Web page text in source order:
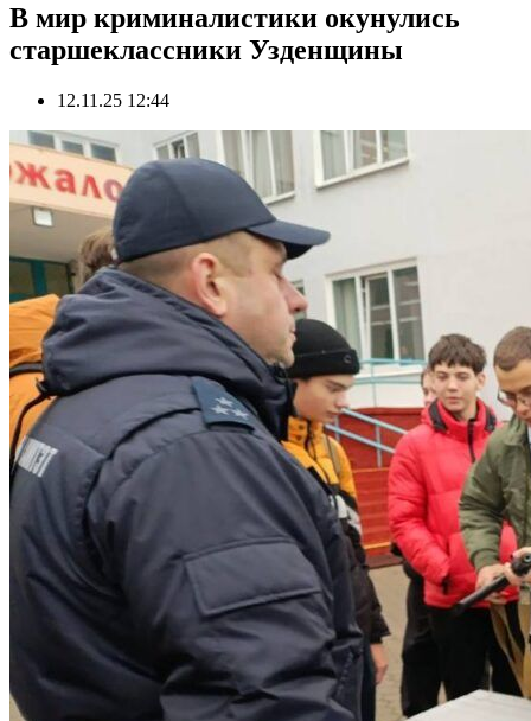
В мир криминалистики окунулись
старшеклассники Узденщины
12.11.25 12:44